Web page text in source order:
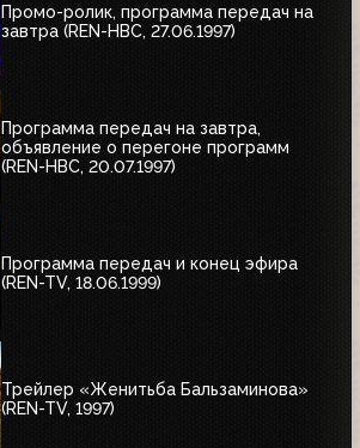
Промо-ролик, программа передач на
завтра (REN-НВС, 27.06.1997)
Программа передач на завтра,
объявление о перегоне программ
(REN-НВС, 20.07.1997)
Программа передач и конец эфира
(REN-TV, 18.06.1999)
Трейлер «Женитьба Бальзаминова»
(REN-TV, 1997)